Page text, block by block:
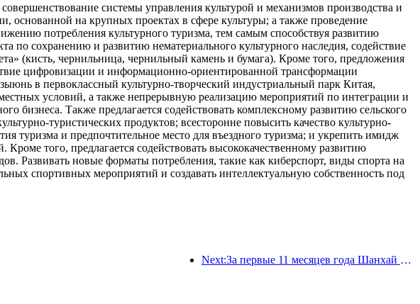
системы управления культурой и механизмов производства и
на крупных проектах в сфере культуры; а также проведение
потребления культурного туризма, тем самым способствуя развитию
сохранению и развитию нематериального культурного наследия, содействие
(кисть, чернильница, чернильный камень и бумага). Кроме того, предложения
цифровизации и информационно-ориентированной трансформации
в первоклассный культурно-творческий индустриальный парк Китая,
условий, а также непрерывную реализацию мероприятий по интеграции и
бизнеса. Также предлагается содействовать комплексному развитию сельского
туристических продуктов; всесторонне повысить качество культурно-
туризма и предпочтительное место для въездного туризма; и укрепить имидж
того, предлагается содействовать высококачественному развитию
Развивать новые форматы потребления, такие как киберспорт, виды спорта на
спортивных мероприятий и создавать интеллектуальную собственность под
Next:За первые 11 месяцев года Шанхай принял 8,282 миллиона иностранных туристов, что превзошло первоначальные ожидания.